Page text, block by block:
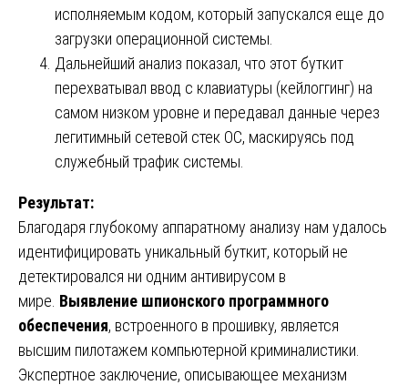
исполняемым кодом, который запускался еще до
загрузки операционной системы.
Дальнейший анализ показал, что этот буткит
перехватывал ввод с клавиатуры (кейлоггинг) на
самом низком уровне и передавал данные через
легитимный сетевой стек ОС, маскируясь под
служебный трафик системы.
Результат:
Благодаря глубокому аппаратному анализу нам удалось
идентифицировать уникальный буткит, который не
детектировался ни одним антивирусом в
мире. Выявление шпионского программного
обеспечения, встроенного в прошивку, является
высшим пилотажем компьютерной криминалистики.
Экспертное заключение, описывающее механизм